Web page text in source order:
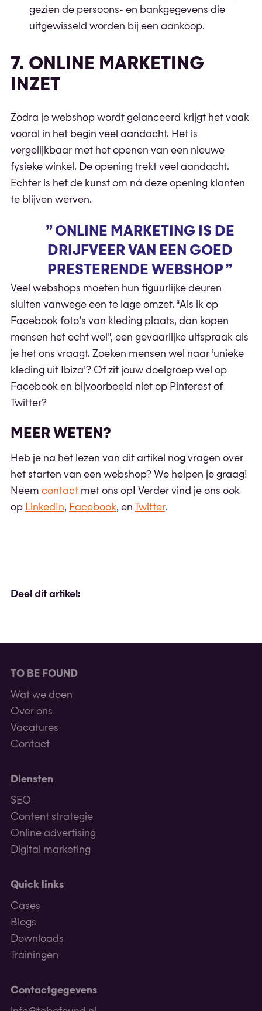
gezien de persoons- en bankgegevens die
uitgewisseld worden bij een aankoop.
7. ONLINE MARKETING
INZET
Zodra je webshop wordt gelanceerd krijgt het vaak
vooral in het begin veel aandacht. Het is
vergelijkbaar met het openen van een nieuwe
fysieke winkel. De opening trekt veel aandacht.
Echter is het de kunst om ná deze opening klanten
te blijven werven.
” ONLINE MARKETING IS DE
DRIJFVEER VAN EEN GOED
PRESTERENDE WEBSHOP ”
Veel webshops moeten hun figuurlijke deuren
sluiten vanwege een te lage omzet. “Als ik op
Facebook foto’s van kleding plaats, dan kopen
mensen het echt wel”, een gevaarlijke uitspraak als
je het ons vraagt. Zoeken mensen wel naar ‘unieke
kleding uit Ibiza’? Of zit jouw doelgroep wel op
Facebook en bijvoorbeeld niet op Pinterest of
Twitter?
MEER WETEN?
Heb je na het lezen van dit artikel nog vragen over
het starten van een webshop? We helpen je graag!
Neem contact met ons op! Verder vind je ons ook
op LinkedIn, Facebook, en Twitter.
Deel dit artikel:
TO BE FOUND
Wat we doen
Over ons
Vacatures
Contact
Diensten
SEO
Content strategie
Online advertising
Digital marketing
Quick links
Cases
Blogs
Downloads
Trainingen
Contactgegevens